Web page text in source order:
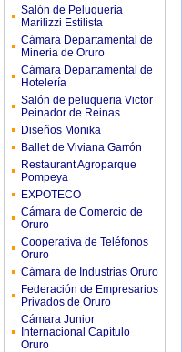
Salón de Peluqueria
Marilizzi Estilista
Cámara Departamental de
Mineria de Oruro
Cámara Departamental de
Hotelería
Salón de peluqueria Victor
Peinador de Reinas
Diseños Monika
Ballet de Viviana Garrón
Restaurant Agroparque
Pompeya
EXPOTECO
Cámara de Comercio de
Oruro
Cooperativa de Teléfonos
Oruro
Cámara de Industrias Oruro
Federación de Empresarios
Privados de Oruro
Cámara Junior
Internacional Capítulo
Oruro